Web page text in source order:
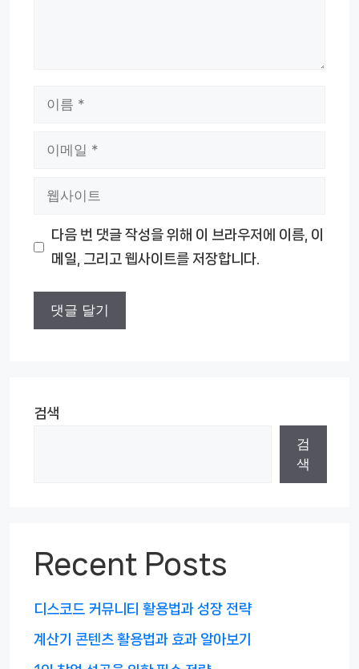
다음 번 댓글 작성을 위해 이 브라우저에 이름, 이
메일, 그리고 웹사이트를 저장합니다.
검색
검
색
Recent Posts
디스코드 커뮤니티 활용법과 성장 전략
계산기 콘텐츠 활용법과 효과 알아보기